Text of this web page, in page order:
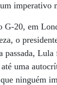
imperativo
G-20, em
o
passada,
uma
ninguém